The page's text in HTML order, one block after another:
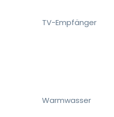
TV-Empfänger
Warmwasser